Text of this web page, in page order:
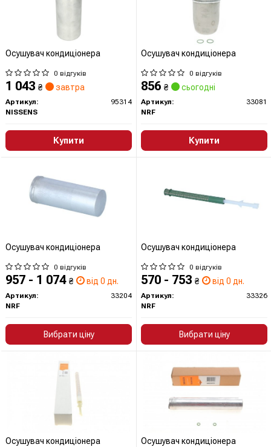
Осушувач кондиціонера
0 відгуків
1 043 ₴ завтра
Артикул:
95314
NISSENS
Купити
Осушувач кондиціонера
0 відгуків
856 ₴ сьогодні
Артикул:
33081
NRF
Купити
Осушувач кондиціонера
0 відгуків
957 - 1 074 ₴ від 0 дн.
Артикул:
33204
NRF
Вибрати ціну
Осушувач кондиціонера
0 відгуків
570 - 753 ₴ від 0 дн.
Артикул:
33326
NRF
Вибрати ціну
Осушувач кондиціонера Осушувач кондиціонера